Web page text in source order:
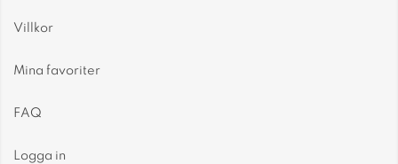
Villkor
Mina favoriter
FAQ
Logga in